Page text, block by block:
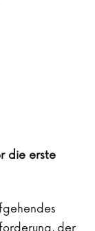
die erste
der